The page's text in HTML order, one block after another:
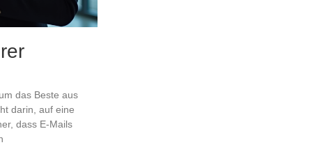
das Beste aus
darin, auf eine
dass E-Mails